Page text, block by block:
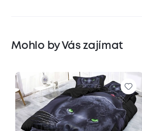
Mohlo by Vás zajímat